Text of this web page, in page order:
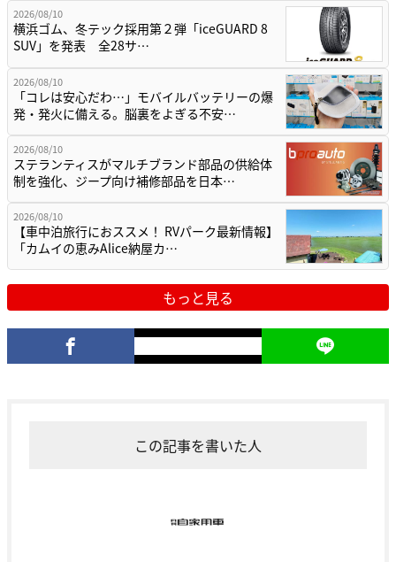
2026/08/10
横浜ゴム、冬テック採用第２弾「iceGUARD 8
SUV」を発表 全28サ…
2026/08/10
「コレは安心だわ…」モバイルバッテリーの爆
発・発火に備える。脳裏をよぎる不安…
2026/08/10
ステランティスがマルチブランド部品の供給体
制を強化、ジープ向け補修部品を日本…
2026/08/10
【車中泊旅行におススメ！ RVパーク最新情報】
「カムイの恵みAlice納屋カ…
もっと見る
この記事を書いた人